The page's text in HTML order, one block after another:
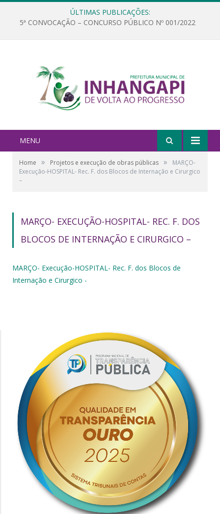
ÚLTIMAS PUBLICAÇÕES:
5ª CONVOCAÇÃO – CONCURSO PÚBLICO Nº 001/2022
MENU
Home » Projetos e execução de obras públicas »
MARÇO-
Execução-HOSPITAL- Rec. F. dos Blocos de Internação e Cirurgico
–
MARÇO- EXECUÇÃO-HOSPITAL- REC. F. DOS
BLOCOS DE INTERNAÇÃO E CIRURGICO –
MARÇO- Execução-HOSPITAL- Rec. F. dos Blocos de
Internação e Cirurgico -